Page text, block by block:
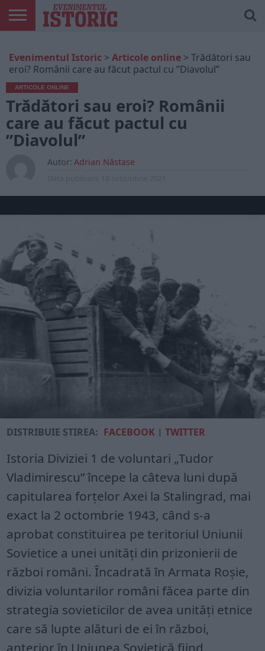
ONLINE
EDIȚII
TIPĂRITE
ISTORIC
PLAY
CONTUL
MEU
Evenimentul Istoric > Articole online > Trădători sau
eroi? Românii care au făcut pactul cu ”Diavolul”
ARTICOLE ONLINE
Trădători sau eroi? Românii
care au făcut pactul cu
”Diavolul”
Autor: Adrian Năstase
DISTRIBUIE ȘTIREA: FACEBOOK |TWITTER
Istoria Diviziei 1 de voluntari „Tudor
Vladimirescu” începe la câteva luni după
capitularea forțelor Axei la Stalingrad, mai
exact la 2 octombrie 1943, când s-a
aprobat constituirea pe teritoriul Uniunii
Sovietice a unei unități din prizonierii de
război români. Încadrată în Armata Roșie,
divizia voluntarilor români făcea parte din
strategia sovieticilor de avea unități etnice
care să lupte alături de ei în război,
anterior în Uniunea Sovietică fiind